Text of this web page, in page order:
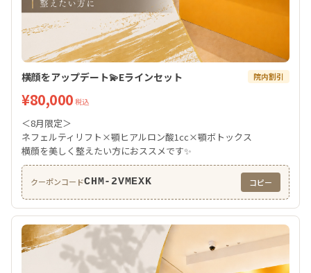
横顔をアップデート💫Eラインセット 院内割引
¥80,000 税込
＜8月限定＞
ネフェルティリフト×顎ヒアルロン酸1cc×顎ボトックス
横顔を美しく整えたい方におススメです✨
クーポンコードCHM-2VMEXK コピー